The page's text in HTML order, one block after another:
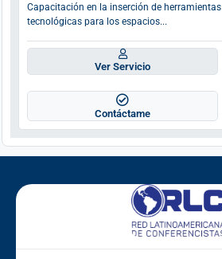
Capacitación en la inserción de herramientas
tecnológicas para los espacios...
Ver Servicio
Contáctame